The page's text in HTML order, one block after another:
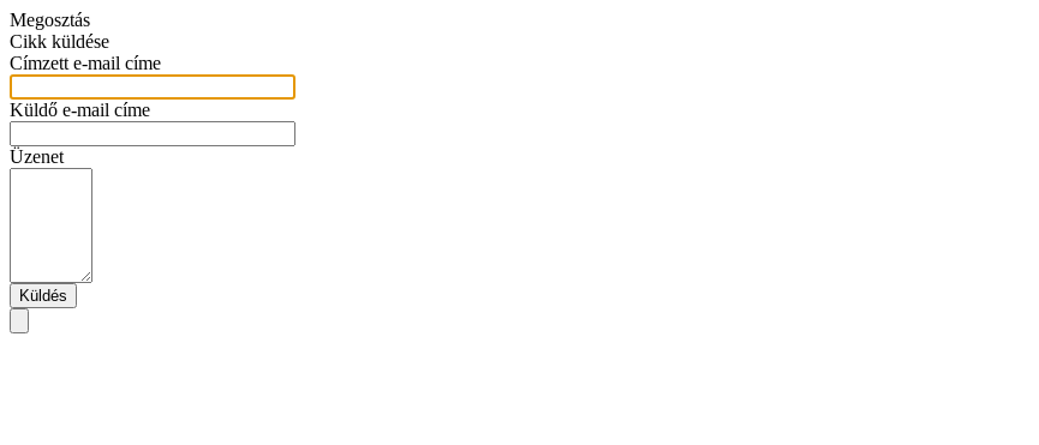
Megosztás
Cikk küldése
Címzett e-mail címe
Küldő e-mail címe
Üzenet